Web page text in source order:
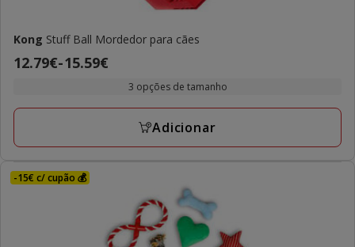
Kong Stuff Ball Mordedor para cães
Preço
a
15.59€
12.79€-15.59€
3 opções de tamanho
Adicionar
-15€ c/ cupão 💰